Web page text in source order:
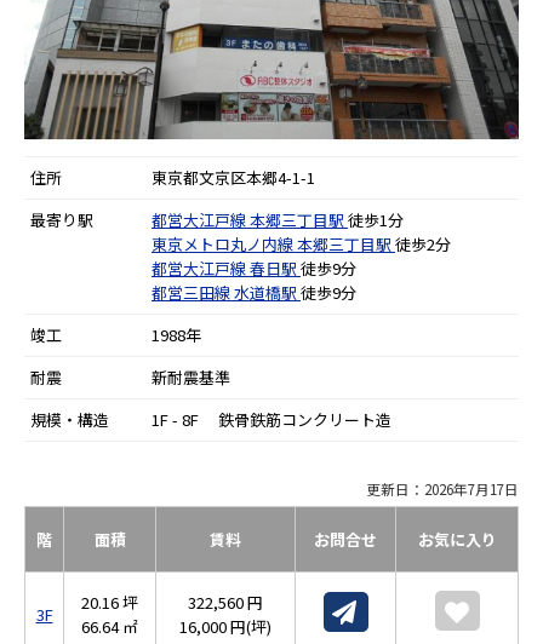
住所
東京都文京区本郷4-1-1
最寄り駅
都営大江戸線本郷三丁目駅 徒歩1分
東京メトロ丸ノ内線本郷三丁目駅 徒歩2分
都営大江戸線春日駅 徒歩9分
都営三田線水道橋駅 徒歩9分
竣工
1988年
耐震
新耐震基準
規模・構造
1F - 8F 鉄骨鉄筋コンクリート造
更新日：2026年7月17日
階 面積 賃料 お問合せ お気に入り
3F
20.16 坪
66.64 ㎡
322,560 円
16,000 円(坪)